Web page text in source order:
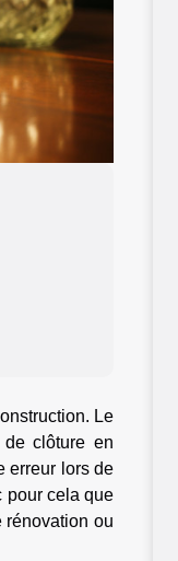
Le
clôture en
erreur lors de
pour cela que
rénovation ou